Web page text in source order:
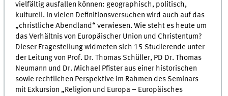
vielfältig ausfallen können: geographisch, politisch,
kulturell. In vielen Definitionsversuchen wird auch auf das
„christliche Abendland“ verwiesen. Wie steht es heute um
das Verhältnis von Europäischer Union und Christentum?
Dieser Fragestellung widmeten sich 15 Studierende unter
der Leitung von Prof. Dr. Thomas Schüller, PD Dr. Thomas
Neumann und Dr. Michael Pfister aus einer historischen
sowie rechtlichen Perspektive im Rahmen des Seminars
mit Exkursion „Religion und Europa – Europäisches